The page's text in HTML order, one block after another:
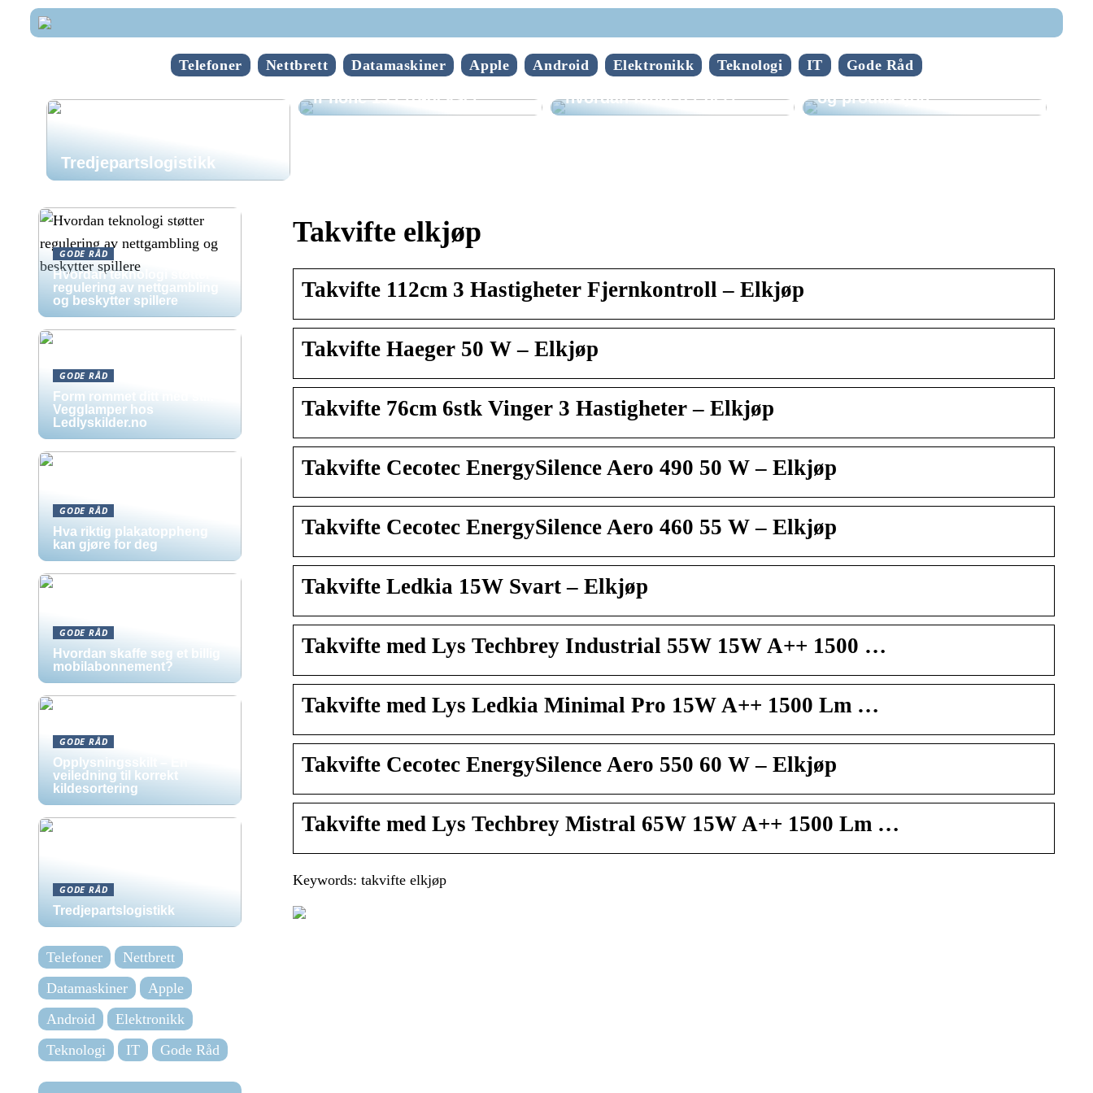
Telefoner Nettbrett Datamaskiner Apple Android Elektronikk Teknologi IT Gode Råd
Tredjepartslogistikk
Hvordan velge riktig
iPhone 15 Pro-deksel
Hva er mobilepos og
hvordan fungerer det?
Spennende teknologi
fornyer mekanisk industri
og produksjon
Takvifte elkjøp
Takvifte 112cm 3 Hastigheter Fjernkontroll – Elkjøp
Takvifte Haeger 50 W – Elkjøp
Takvifte 76cm 6stk Vinger 3 Hastigheter – Elkjøp
Takvifte Cecotec EnergySilence Aero 490 50 W – Elkjøp
Takvifte Cecotec EnergySilence Aero 460 55 W – Elkjøp
Takvifte Ledkia 15W Svart – Elkjøp
Takvifte med Lys Techbrey Industrial 55W 15W A++ 1500 …
Takvifte med Lys Ledkia Minimal Pro 15W A++ 1500 Lm …
Takvifte Cecotec EnergySilence Aero 550 60 W – Elkjøp
Takvifte med Lys Techbrey Mistral 65W 15W A++ 1500 Lm …
Keywords: takvifte elkjøp
GODE RÅD
Hvordan teknologi støtter
regulering av nettgambling
og beskytter spillere
GODE RÅD
Form rommet ditt med stil:
Vegglamper hos
Ledlyskilder.no
GODE RÅD
Hva riktig plakatoppheng
kan gjøre for deg
GODE RÅD
Hvordan skaffe seg et billig
mobilabonnement?
GODE RÅD
Opplysningsskilt – En
veiledning til korrekt
kildesortering
GODE RÅD
Tredjepartslogistikk
Telefoner
Nettbrett
Datamaskiner
Apple
Android
Elektronikk
Teknologi
IT Gode Råd